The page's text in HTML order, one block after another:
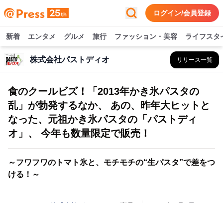
ログイン/会員登録
新着 エンタメ グルメ 旅行 ファッション・美容 ライフスタ
株式会社パストディオ リリース一覧
食のクールビズ！「2013年かき氷パスタの
乱」が勃発するなか、 あの、昨年大ヒットと
なった、元祖かき氷パスタの「パストディ
オ」、 今年も数量限定で販売！
～フワフワのトマト氷と、モチモチの“生パスタ”で差をつ
ける！～